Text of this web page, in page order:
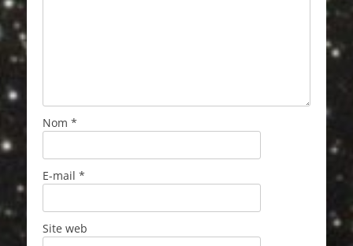
Nom *
E-mail *
Site web